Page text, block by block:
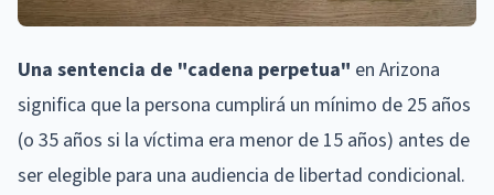
Una sentencia de "cadena perpetua" en Arizona
significa que la persona cumplirá un mínimo de 25 años
(o 35 años si la víctima era menor de 15 años) antes de
ser elegible para una audiencia de libertad condicional.